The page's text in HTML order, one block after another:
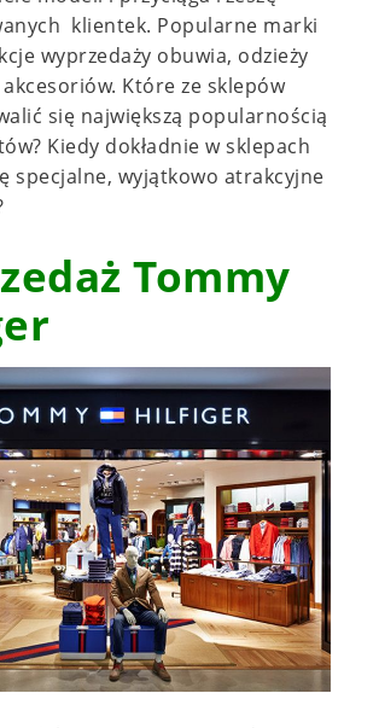
klientek. Popularne marki
wyprzedaży obuwia, odzieży
Które ze sklepów
się największą popularnością
Kiedy dokładnie w sklepach
specjalne, wyjątkowo atrakcyjne
Tommy